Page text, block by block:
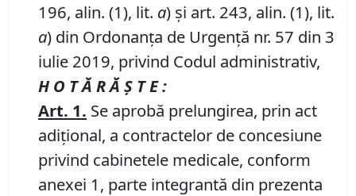
196, alin. (1), lit. a) și art. 243, alin. (1), lit.
a) din Ordonanța de Urgență nr. 57 din 3
iulie 2019, privind Codul administrativ,
H O T Ă R Ă Ş T E :
Art. 1. Se aprobă prelungirea, prin act
adiţional, a contractelor de concesiune
privind cabinetele medicale, conform
anexei 1, parte integrantă din prezenta